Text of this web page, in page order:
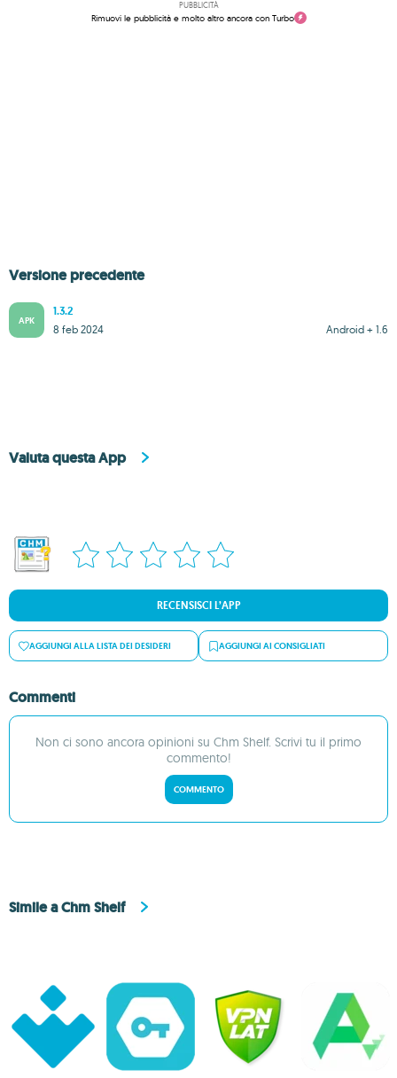
PUBBLICITÀ
Rimuovi le pubblicità e molto altro ancora con Turbo
Versione precedente
APK
1.3.2
Android + 1.6
8 feb 2024
Valuta questa App
RECENSISCI L’APP
AGGIUNGI ALLA LISTA DEI DESIDERI AGGIUNGI AI CONSIGLIATI
Commenti
Non ci sono ancora opinioni su Chm Shelf. Scrivi tu il primo
commento!
COMMENTO
Simile a Chm Shelf